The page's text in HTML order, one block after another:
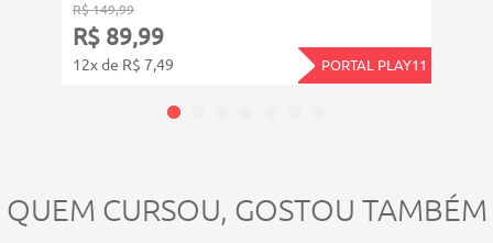
R$ 149,99
R$ 89,99
12x de R$ 7,49 PORTAL PLAY11
QUEM CURSOU, GOSTOU TAMBÉM